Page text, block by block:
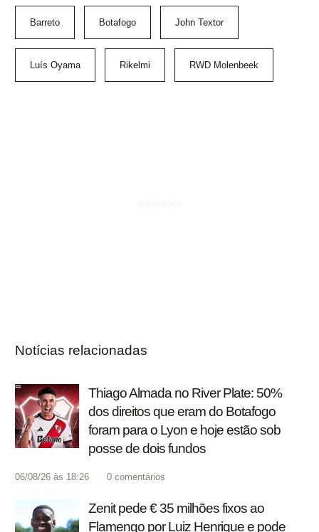
Barreto Botafogo John Textor
Luís Oyama Rikelmi RWD Molenbeek
Notícias relacionadas
Thiago Almada no River Plate: 50%
dos direitos que eram do Botafogo
foram para o Lyon e hoje estão sob
posse de dois fundos
06/08/26 às 18:26 0 comentários
Zenit pede € 35 milhões fixos ao
Flamengo por Luiz Henrique e pode